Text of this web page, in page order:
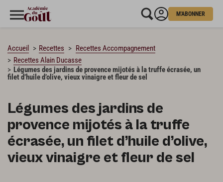
M'ABONNER
Accueil Recettes
Recettes Accompagnement
Recettes Alain Ducasse
Légumes des jardins de provence mijotés à la truffe écrasée, un
filet d’huile d’olive, vieux vinaigre et fleur de sel
Légumes des jardins de
provence mijotés à la truffe
écrasée, un filet d’huile d’olive,
vieux vinaigre et fleur de sel
CHARGEMENT…